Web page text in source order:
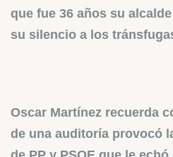
que fue 36 años su
su silencio a los
Oscar Martínez recuerda
de una auditoría provocó